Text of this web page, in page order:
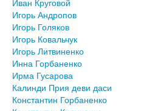
Игорь Андропов
Игорь Голяков
Игорь Ковальчук
Игорь Литвиненко
Инна Горбаненко
Ирма Гусарова
Калинди Прия деви даси
Константин Горбаненко